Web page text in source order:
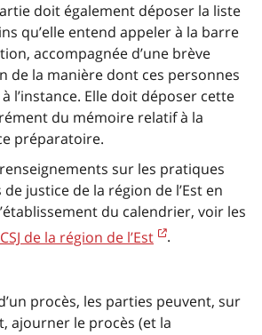
doit également déposer la liste
qu’elle entend appeler à la barre
accompagnée d’une brève
de la manière dont ces personnes
l’instance. Elle doit déposer cette
du mémoire relatif à la
préparatoire.
sur les pratiques
de justice de la région de l’Est en
du calendrier, voir les
de la région de l’Est
.
procès, les parties peuvent, sur
ajourner le procès (et la